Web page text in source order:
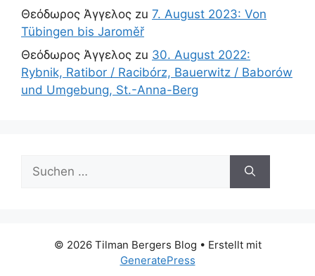
Θεόδωρος Άγγελος zu 7. August 2023: Von
Tübingen bis Jaroměř
Θεόδωρος Άγγελος zu 30. August 2022:
Rybnik, Ratibor / Racibórz, Bauerwitz / Baborów
und Umgebung, St.-Anna-Berg
Suchen
nach:
© 2026 Tilman Bergers Blog • Erstellt mit
GeneratePress